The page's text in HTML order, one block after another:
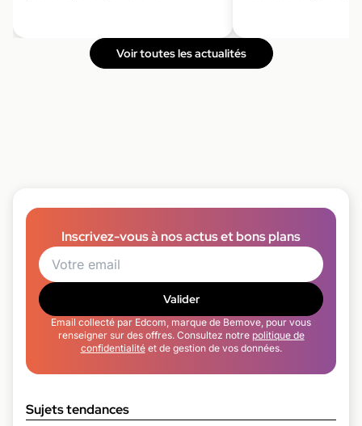
Voir toutes les actualités
Inscrivez-vous à nos actus et bons plans
Valider
Email collecté par Edcom, marque de Bemove, pour vous
renseigner sur des offres. Consultez notre politique de
confidentialitéet de gestion de vos données.
Sujets tendances